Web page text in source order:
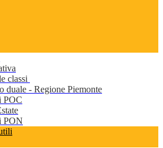
classi
duale - Regione Piemonte
POC
PON